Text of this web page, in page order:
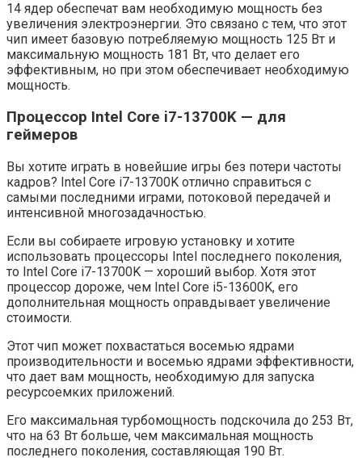
14 ядер обеспечат вам необходимую мощность без
увеличения электроэнергии. Это связано с тем, что этот
чип имеет базовую потребляемую мощность 125 Вт и
максимальную мощность 181 Вт, что делает его
эффективным, но при этом обеспечивает необходимую
мощность.
Процессор Intel Core i7-13700K — для
геймеров
Вы хотите играть в новейшие игры без потери частоты
кадров? Intel Core i7-13700K отлично справиться с
самыми последними играми, потоковой передачей и
интенсивной многозадачностью.
Если вы собираете игровую установку и хотите
использовать процессоры Intel последнего поколения,
то Intel Core i7-13700K — хороший выбор. Хотя этот
процессор дороже, чем Intel Core i5-13600K, его
дополнительная мощность оправдывает увеличение
стоимости.
Этот чип может похвастаться восемью ядрами
производительности и восемью ядрами эффективности,
что дает вам мощность, необходимую для запуска
ресурсоемких приложений.
Его максимальная турбомощность подскочила до 253 Вт,
что на 63 Вт больше, чем максимальная мощность
последнего поколения, составляющая 190 Вт.